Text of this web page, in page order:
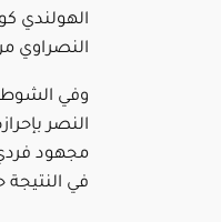
الهولندي
النصراوي
وفي الشوط
مجهود
في النتيجة